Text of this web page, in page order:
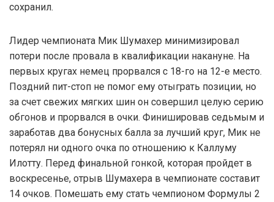
сохранил.
Лидер чемпионата Мик Шумахер минимизировал
потери после провала в квалификации накануне. На
первых кругах немец прорвался с 18-го на 12-е место.
Поздний пит-стоп не помог ему отыграть позиции, но
за счет свежих мягких шин он совершил целую серию
обгонов и прорвался в очки. Финишировав седьмым и
заработав два бонусных балла за лучший круг, Мик не
потерял ни одного очка по отношению к Каллуму
Илотту. Перед финальной гонкой, которая пройдет в
воскресенье, отрыв Шумахера в чемпионате составит
14 очков. Помешать ему стать чемпионом Формулы 2